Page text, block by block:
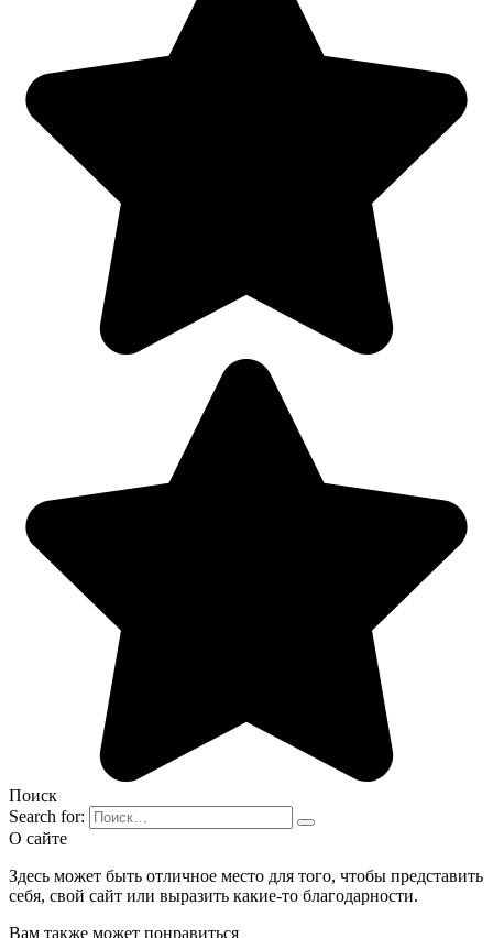
Поиск
Search for:
О сайте
Здесь может быть отличное место для того, чтобы представить
себя, свой сайт или выразить какие-то благодарности.
Вам также может понравиться